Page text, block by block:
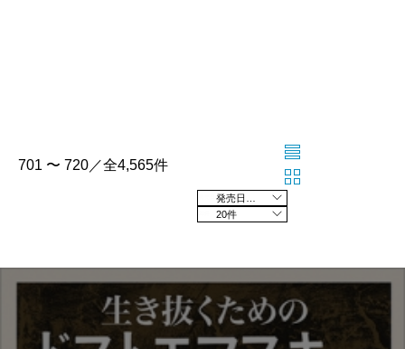
701 〜 720／全4,565件
20件